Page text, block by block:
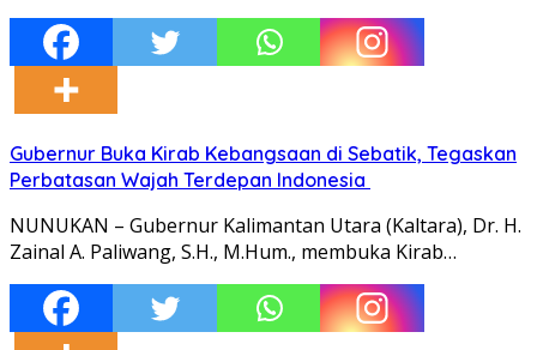
Gubernur Buka Kirab Kebangsaan di Sebatik, Tegaskan
Perbatasan Wajah Terdepan Indonesia
NUNUKAN – Gubernur Kalimantan Utara (Kaltara), Dr. H.
Zainal A. Paliwang, S.H., M.Hum., membuka Kirab…